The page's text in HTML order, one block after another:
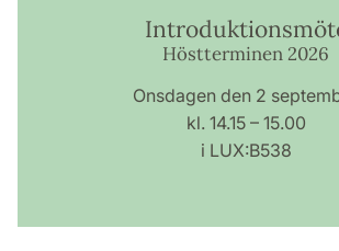
Höstterminen 2026
Onsdagen den 2
kl. 14.15 – 15.00
i LUX:B538